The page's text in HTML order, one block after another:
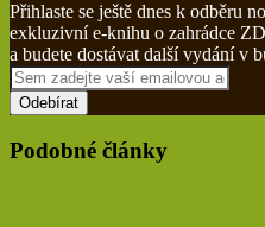
Přihlaste se ještě dnes k odběru
exkluzivní e-knihu o zahrádce
a budete dostávat další vydání v
Sem
zadejte
vaší
emailovou
adresu
Podobné články